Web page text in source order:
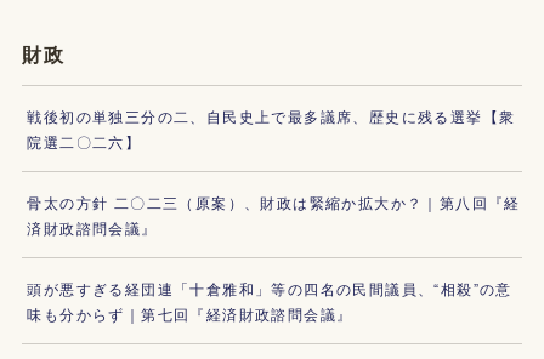
財政
戦後初の単独三分の二、自民史上で最多議席、歴史に残る選挙【衆
院選二〇二六】
骨太の方針 二〇二三（原案）、財政は緊縮か拡大か？｜第八回『経
済財政諮問会議』
頭が悪すぎる経団連「十倉雅和」等の四名の民間議員、“相殺”の意
味も分からず｜第七回『経済財政諮問会議』